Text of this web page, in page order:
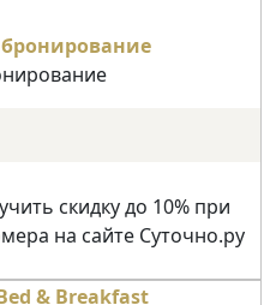
скидку до 10% при
на сайте Суточно.ру